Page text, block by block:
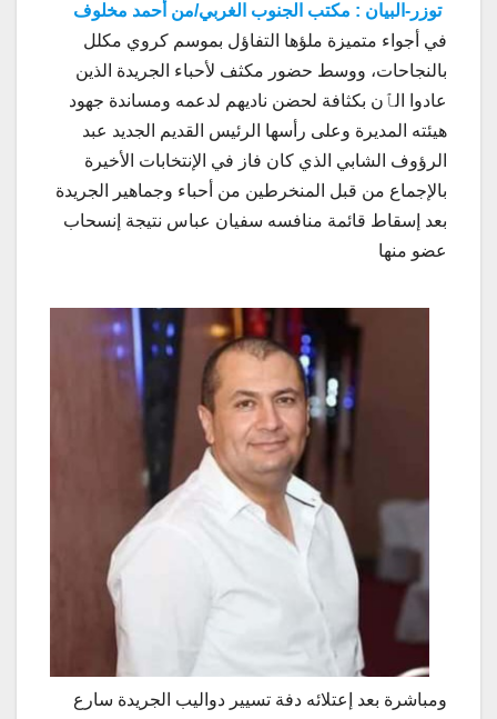
توزر-البيان : مكتب الجنوب الغربي/من أحمد مخلوف
في أجواء متميزة ملؤها التفاؤل بموسم كروي مكلل
بالنجاحات، ووسط حضور مكثف لأحباء الجريدة الذين
عادوا الٱن بكثافة لحضن ناديهم لدعمه ومساندة جهود
هيئته المديرة وعلى رأسها الرئيس القديم الجديد عبد
الرؤوف الشابي الذي كان فاز في الإنتخابات الأخيرة
بالإجماع من قبل المنخرطين من أحباء وجماهير الجريدة
بعد إسقاط قائمة منافسه سفيان عباس نتيجة إنسحاب
عضو منها
ومباشرة بعد إعتلائه دفة تسيير دواليب الجريدة سارع